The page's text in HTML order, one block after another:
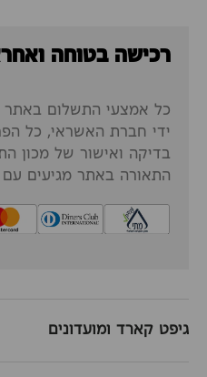
רכישה בטוחה
כל אמצעי התשלום באתר
ידי חברת האשראי, כל
בדיקה ואישור של מכון
התאורה באתר מגיעים
גיפט קארד ומועדונים